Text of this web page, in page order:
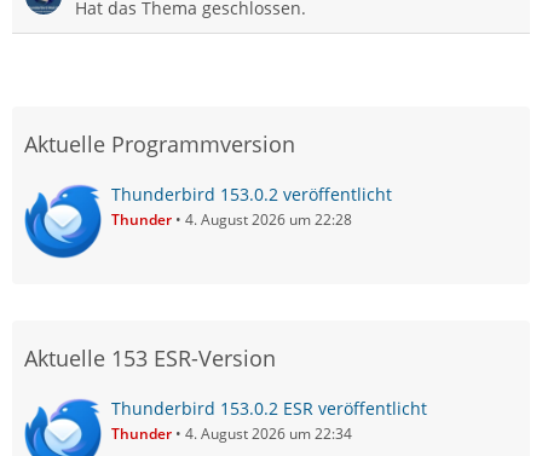
Hat das Thema geschlossen.
Aktuelle Programmversion
Thunderbird 153.0.2 veröffentlicht
Thunder 4. August 2026 um 22:28
Aktuelle 153 ESR-Version
Thunderbird 153.0.2 ESR veröffentlicht
Thunder 4. August 2026 um 22:34